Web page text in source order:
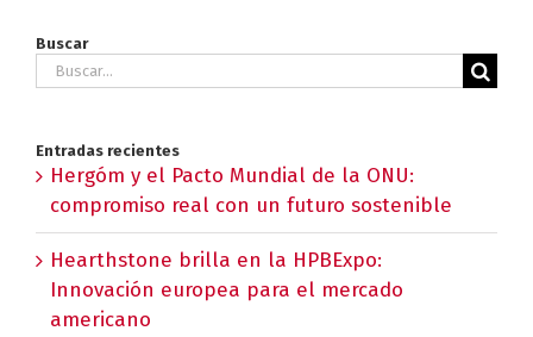
Buscar
Buscar:
Entradas recientes
Hergóm y el Pacto Mundial de la ONU:
compromiso real con un futuro sostenible
Hearthstone brilla en la HPBExpo:
Innovación europea para el mercado
americano